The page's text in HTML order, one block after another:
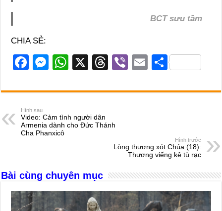
BCT sưu tầm
CHIA SẺ:
F
c
e
b
o
k
M
ss
n
g
W
at
A
X
T
e
d
s
Vi
er
E
ail
S
ar
Hình sau
Video: Cảm tình người dân
Armenia dành cho Đức Thánh
Cha Phanxicô
Hình trước
Lòng thương xót Chúa (18):
Thương viếng kẻ tù rạc
Bài cùng chuyên mục